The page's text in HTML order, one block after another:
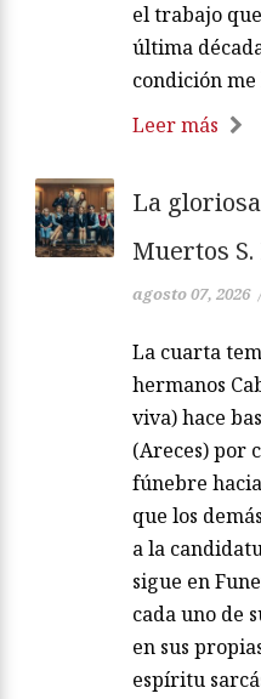
el trabajo
última
condición
Leer más
La
Muertos
agosto 07, 2026
La cuarta
hermanos
viva) hace
(Areces) por
fúnebre
que los
a la
sigue en
cada uno de
en sus
espíritu